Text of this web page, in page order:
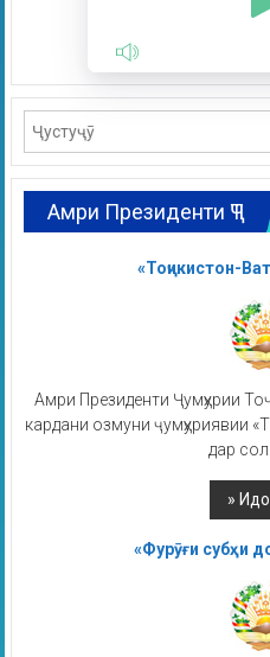
Амри Президенти ҶТ
«Тоҷикистон-
Амри Президенти Ҷумҳурии
кардани озмуни ҷумҳуриявии
дар
«Фурӯғи субҳи